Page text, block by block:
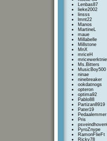
Lenbas87
lieke2002
linsss
lmnt22
Manos
MartineL
maue
Millabelle
Millstone
MnX
mriceH
Ms.Bitters
MusicBoy500
ninae
ninebreaker
ookdatnogs
opteron
optima92
Pablo88
Partizan8919
Pater19
Pedaalemmer
Pris
PyroZnype
RamonFlieFt
Ricky78